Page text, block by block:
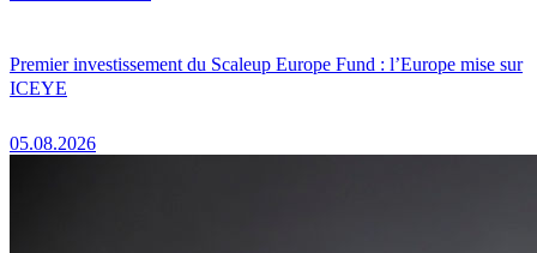
Premier investissement du Scaleup Europe Fund : l’Europe mise sur
ICEYE
05.08.2026